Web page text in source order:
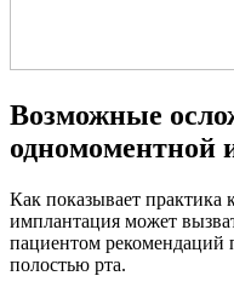
Возможные
одномоментной
Как показывает
имплантация может
пациентом рекомендаций
полостью рта.